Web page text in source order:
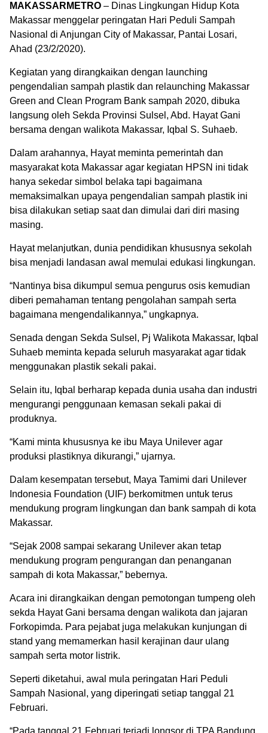
MAKASSARMETRO – Dinas Lingkungan Hidup Kota
Makassar menggelar peringatan Hari Peduli Sampah
Nasional di Anjungan City of Makassar, Pantai Losari,
Ahad (23/2/2020).
Kegiatan yang dirangkaikan dengan launching
pengendalian sampah plastik dan relaunching Makassar
Green and Clean Program Bank sampah 2020, dibuka
langsung oleh Sekda Provinsi Sulsel, Abd. Hayat Gani
bersama dengan walikota Makassar, Iqbal S. Suhaeb.
Dalam arahannya, Hayat meminta pemerintah dan
masyarakat kota Makassar agar kegiatan HPSN ini tidak
hanya sekedar simbol belaka tapi bagaimana
memaksimalkan upaya pengendalian sampah plastik ini
bisa dilakukan setiap saat dan dimulai dari diri masing
masing.
Hayat melanjutkan, dunia pendidikan khususnya sekolah
bisa menjadi landasan awal memulai edukasi lingkungan.
“Nantinya bisa dikumpul semua pengurus osis kemudian
diberi pemahaman tentang pengolahan sampah serta
bagaimana mengendalikannya,” ungkapnya.
Senada dengan Sekda Sulsel, Pj Walikota Makassar, Iqbal
Suhaeb meminta kepada seluruh masyarakat agar tidak
menggunakan plastik sekali pakai.
Selain itu, Iqbal berharap kepada dunia usaha dan industri
mengurangi penggunaan kemasan sekali pakai di
produknya.
“Kami minta khususnya ke ibu Maya Unilever agar
produksi plastiknya dikurangi,” ujarnya.
Dalam kesempatan tersebut, Maya Tamimi dari Unilever
Indonesia Foundation (UIF) berkomitmen untuk terus
mendukung program lingkungan dan bank sampah di kota
Makassar.
“Sejak 2008 sampai sekarang Unilever akan tetap
mendukung program pengurangan dan penanganan
sampah di kota Makassar,” bebernya.
Acara ini dirangkaikan dengan pemotongan tumpeng oleh
sekda Hayat Gani bersama dengan walikota dan jajaran
Forkopimda. Para pejabat juga melakukan kunjungan di
stand yang memamerkan hasil kerajinan daur ulang
sampah serta motor listrik.
Seperti diketahui, awal mula peringatan Hari Peduli
Sampah Nasional, yang diperingati setiap tanggal 21
Februari.